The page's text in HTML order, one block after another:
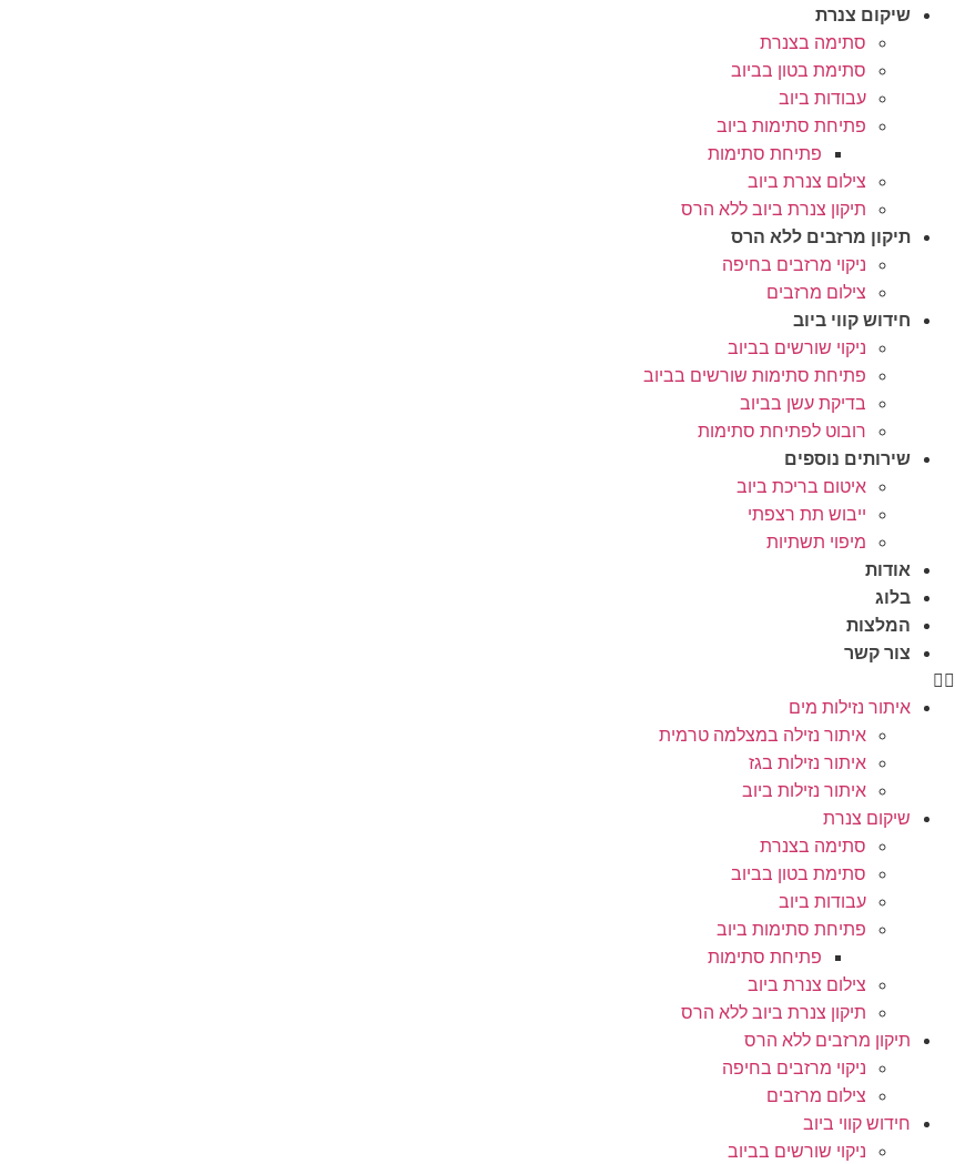
שיקום צנרת
סתימה בצנרת
סתימת בטון בביוב
עבודות ביוב
פתיחת סתימות ביוב
פתיחת סתימות
צילום צנרת ביוב
תיקון צנרת ביוב ללא הרס
תיקון מרזבים ללא הרס
ניקוי מרזבים בחיפה
צילום מרזבים
חידוש קווי ביוב
ניקוי שורשים בביוב
פתיחת סתימות שורשים בביוב
בדיקת עשן בביוב
רובוט לפתיחת סתימות
שירותים נוספים
איטום בריכת ביוב
ייבוש תת רצפתי
מיפוי תשתיות
אודות
בלוג
המלצות
צור קשר
איתור נזילות מים
איתור נזילה במצלמה טרמית
איתור נזילות בגז
איתור נזילות ביוב
שיקום צנרת
סתימה בצנרת
סתימת בטון בביוב
עבודות ביוב
פתיחת סתימות ביוב
פתיחת סתימות
צילום צנרת ביוב
תיקון צנרת ביוב ללא הרס
תיקון מרזבים ללא הרס
ניקוי מרזבים בחיפה
צילום מרזבים
חידוש קווי ביוב
ניקוי שורשים בביוב